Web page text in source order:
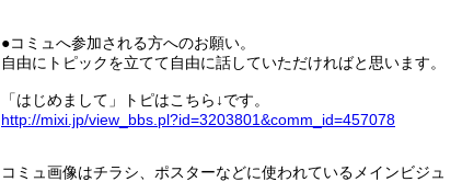
●コミュへ参加される方へのお願い。
自由にトピックを立てて自由に話していただければと思います。
「はじめまして」トピはこちら↓です。
http://mixi.jp/view_bbs.pl?id=3203801&comm _id=457078
コミュ画像はチラシ、ポスターなどに使われているメインビジュ